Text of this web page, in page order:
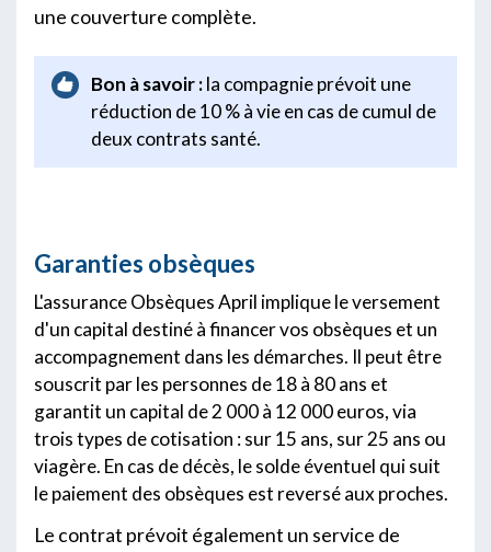
une couverture complète.
Bon à savoir :la compagnie prévoit une
réduction de 10 % à vie en cas de cumul de
deux contrats santé.
Garanties obsèques
L'assurance Obsèques April implique le versement
d'un capital destiné à financer vos obsèques et un
accompagnement dans les démarches. Il peut être
souscrit par les personnes de 18 à 80 ans et
garantit un capital de 2 000 à 12 000 euros, via
trois types de cotisation : sur 15 ans, sur 25 ans ou
viagère. En cas de décès, le solde éventuel qui suit
le paiement des obsèques est reversé aux proches.
Le contrat prévoit également un service de